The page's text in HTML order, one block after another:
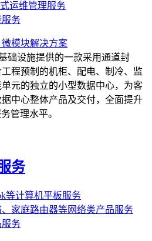
运维管理服务
务
微模块解决方案
础设施提供的一款采用通道封
程预制的机柜、配电、制冷、监
元的独立的小型数据中心，为客
据中心整体产品及交付，全面提升
管理水平。
务
等计算机平板服务
家庭路由器等网络类产品服务
务